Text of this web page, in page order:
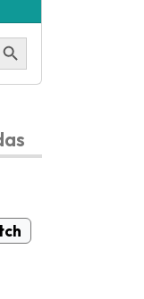
de búsqueda